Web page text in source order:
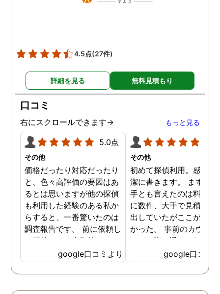
4.5点(27件)
詳細を見る 無料見積もり
口コミ
右にスクロールできます→ もっと見る
5.0点
その他
価格だったり対応だったり
と、色々高評価の要因はあ
るとは思いますが他の探偵
も利用した経験のある私か
らすると、一番驚いたのは
調査報告です。 前に依頼し
た探偵では、定期的にまと
めて報告がくる為なかなか
実際の現状を把握するのが
難しかったですが、ここは
google口コミより
その他
初めて探偵利用。感想を
潔に書きます。 まず、
手とも言えたのは料金。
に数件、大手で見積もり
出していたがここが一番
かった。 事前のカウン
ングの際の通りの価格で
途中での追加料金なども
く安心してお任せできた
由のひとつ。 かと言っ
google口コミ